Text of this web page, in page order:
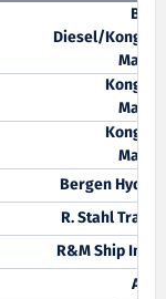
Diesel/
Bergen
R. Stahl
R&M Ship